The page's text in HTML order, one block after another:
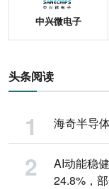
中兴微电子
头条阅读
海奇半导
AI动能稳
24.8%，